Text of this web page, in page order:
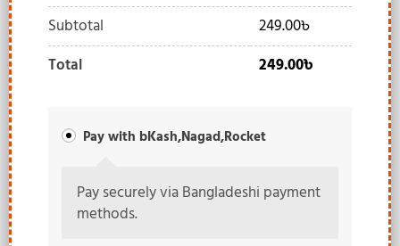
Subtotal
249.00৳
Total
249.00৳
Pay with bKash,Nagad,Rocket
Pay securely via Bangladeshi payment
methods.